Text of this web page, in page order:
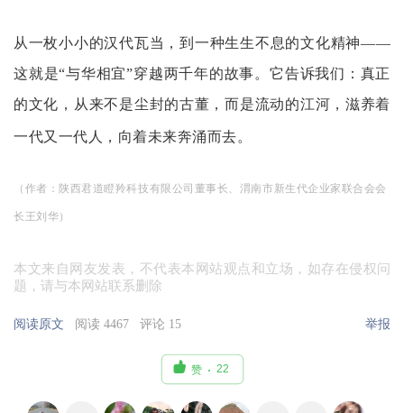
从一枚小小的汉代瓦当，到一种生生不息的文化精神——
这就是“与华相宜”穿越两千年的故事。它告诉我们：真正
的文化，从来不是尘封的古董，而是流动的江河，滋养着
一代又一代人，向着未来奔涌而去。
（作者：陕西君道瞪羚科技有限公司董事长、渭南市新生代企业家联合会会
长王刘华）
本文来自网友发表，不代表本网站观点和立场，如存在侵权问
题，请与本网站联系删除
阅读原文 阅读 4467 评论 15 举报
 赞 22